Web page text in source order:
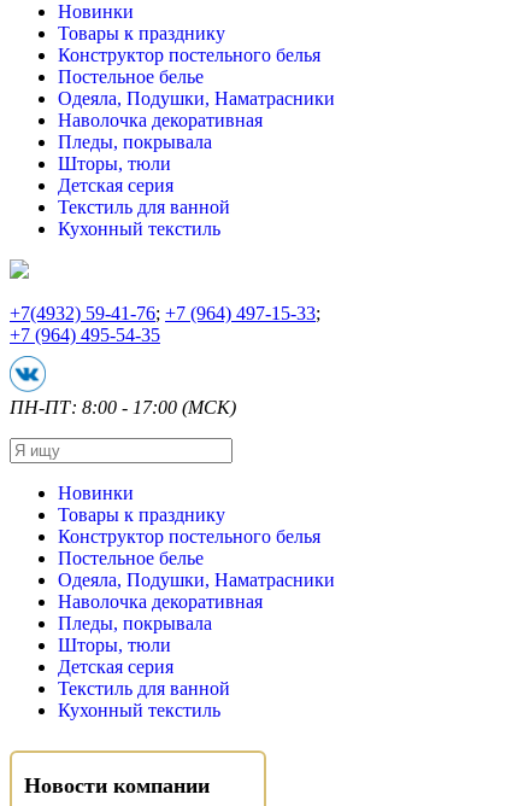
Новинки
Товары к празднику
Конструктор постельного белья
Постельное белье
Одеяла, Подушки, Наматрасники
Наволочка декоративная
Пледы, покрывала
Шторы, тюли
Детская серия
Текстиль для ванной
Кухонный текстиль
+7(4932) 59-41-76; +7 (964) 497-15-33;
+7 (964) 495-54-35
ПН-ПТ: 8:00 - 17:00 (МСК)
Новинки
Товары к празднику
Конструктор постельного белья
Постельное белье
Одеяла, Подушки, Наматрасники
Наволочка декоративная
Пледы, покрывала
Шторы, тюли
Детская серия
Текстиль для ванной
Кухонный текстиль
Новости компании